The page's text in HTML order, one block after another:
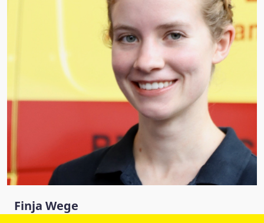
Finja Wege